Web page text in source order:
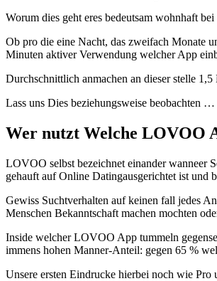
Worum dies geht eres bedeutsam wohnhaft
Ob pro die eine Nacht, das zweifach Monate
Minuten aktiver Verwendung welcher App
Durchschnittlich anmachen an dieser stelle
Lass uns Dies beziehungsweise beobachten …
Wer nutzt Welche LOVOO
LOVOO selbst bezeichnet einander wanneer
gehauft auf Online Datingausgerichtet ist und
Gewiss Suchtverhalten auf keinen fall jedes
Menschen Bekanntschaft machen mochten
Inside welcher LOVOO App tummeln
immens hohen Manner-Anteil: gegen 65 %
Unsere ersten Eindrucke hierbei noch wie Pro